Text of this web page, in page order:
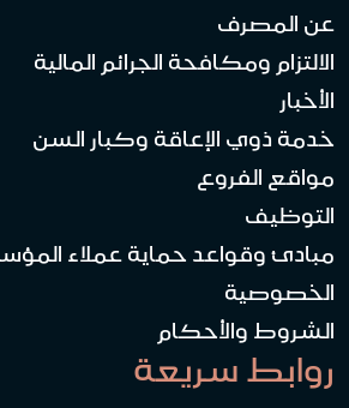
عن المصرف
الالتزام ومكافحة الجرائم المالية
الأخبار
خدمة ذوي الإعاقة وكبار السن
مواقع الفروع
التوظيف
مبادئ وقواعد حماية عملاء
الخصوصية
الشروط والأحكام
روابط سريعة